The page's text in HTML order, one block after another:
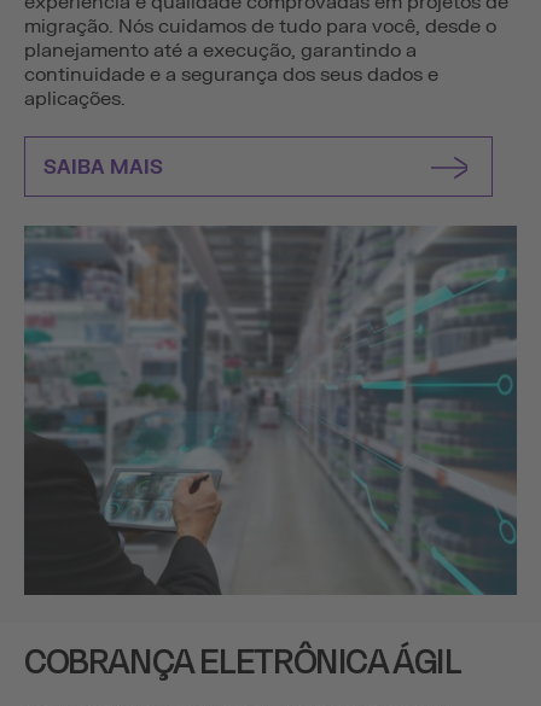
migração. Nós cuidamos de tudo para você, desde o
planejamento até a execução, garantindo a
continuidade e a segurança dos seus dados e
aplicações.
SAIBA MAIS
COBRANÇA ELETRÔNICA ÁGIL